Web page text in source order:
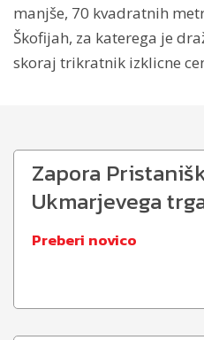
manjše, 70 kvadratnih
Škofijah, za katerega je
skoraj trikratnik izklicne
Zapora
Ukmarjevega
Preberi novico